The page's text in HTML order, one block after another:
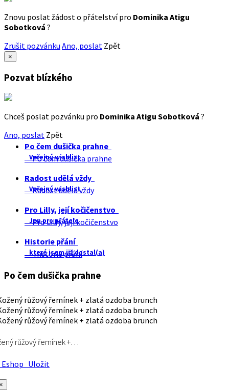
Znovu poslat žádost o přátelství pro Dominika Atigu
Sobotková ?
Zrušit pozvánku Ano, poslat Zpět
×
Pozvat blízkého
Chceš poslat pozvánku pro Dominika Atigu Sobotková ?
Ano, poslat Zpět
Po čem dušička prahne
Veřejný wishlist
Po čem dušička prahne
Radost udělá vždy
Veřejný wishlist
Radost udělá vždy
Pro Lilly, její kočičenstvo
Jen pro přátele
Pro Lilly, její kočičenstvo
Historie přání
které jsem již dostal(a)
Historie přání
Po čem dušička prahne
růžový řemínek +…
Uložit